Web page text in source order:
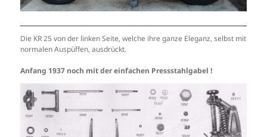
Die KR 25 von der linken Seite, welche ihre ganze Eleganz, selbst mit
normalen Auspüffen, ausdrückt.
Anfang 1937 noch mit der einfachen Pressstahlgabel !